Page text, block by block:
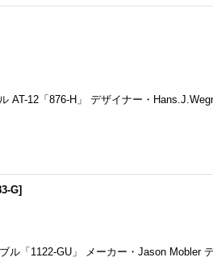
12「876-H」 デザイナー・
G]
「1122-GU」 メーカー・Jason Mobler